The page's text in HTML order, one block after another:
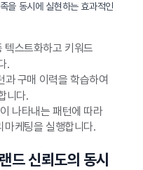
을 동시에 실현하는 효과적인
스트화하고 키워드
.
구매 이력을 학습하여
니다.
나타내는 패턴에 따라
마케팅을 실행합니다.
드 신뢰도의 동시